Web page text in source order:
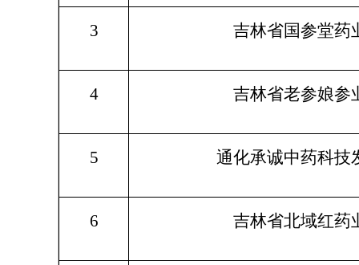
3 吉林省国参堂药
4 吉林省老参娘参
5 通化承诚中药科技
6 吉林省北域红药